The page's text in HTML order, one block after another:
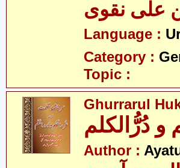
علی نقوی
Language :
Category :
Topic :
Ghurrarul
و دُرُّالکلم
Author :